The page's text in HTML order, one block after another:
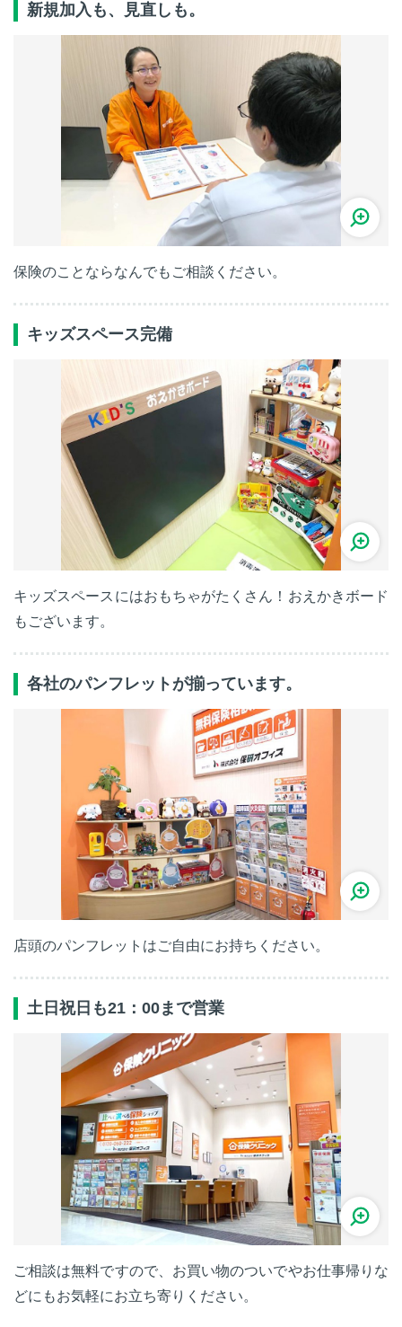
新規加入も、見直しも。
保険のことならなんでもご相談ください。
キッズスペース完備
キッズスペースにはおもちゃがたくさん！おえかきボード
もございます。
各社のパンフレットが揃っています。
店頭のパンフレットはご自由にお持ちください。
土日祝日も21：00まで営業
ご相談は無料ですので、お買い物のついでやお仕事帰りな
どにもお気軽にお立ち寄りください。